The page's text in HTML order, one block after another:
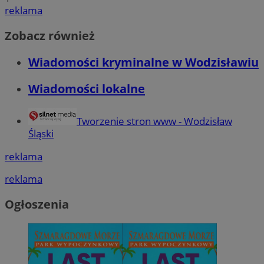
reklama
Zobacz również
Wiadomości kryminalne w Wodzisławiu
Wiadomości lokalne
Tworzenie stron www - Wodzisław
Śląski
reklama
reklama
Ogłoszenia
SessID
bh.contextweb.com
euds